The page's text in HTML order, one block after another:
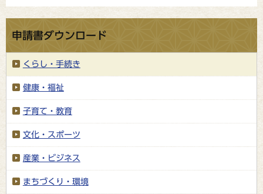
申請書ダウンロード
くらし・手続き
健康・福祉
子育て・教育
文化・スポーツ
産業・ビジネス
まちづくり・環境